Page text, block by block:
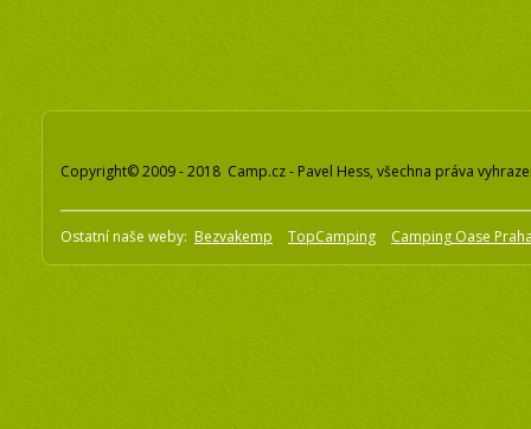
Copyright© 2009 - 2018 Camp.cz - Pavel Hess, všechna práva
Ostatní naše weby: Bezvakemp TopCamping Camping Oase